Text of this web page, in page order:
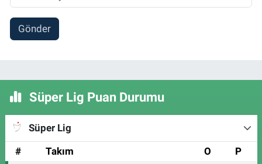
Gönder
Süper Lig Puan Durumu
Süper Lig
#
Takım O P